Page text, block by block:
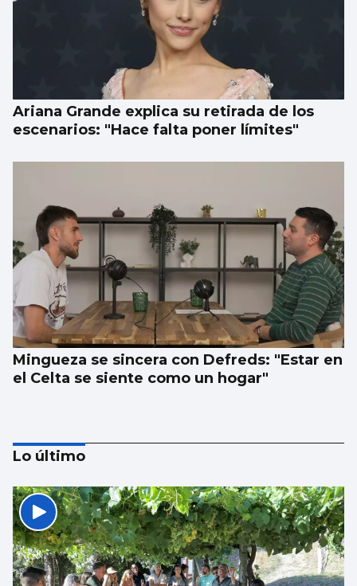
Ariana Grande explica su retirada de los
escenarios: "Hace falta poner límites"
Mingueza se sincera con Defreds: "Estar en
el Celta se siente como un hogar"
Lo último